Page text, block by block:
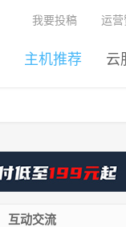
主机推荐 云
我要投稿 运营
互动交流